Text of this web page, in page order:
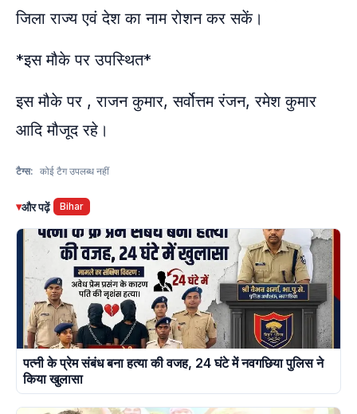
जिला राज्य एवं देश का नाम रोशन कर सकें।
*इस मौके पर उपस्थित*
इस मौके पर , राजन कुमार, सर्वोत्तम रंजन, रमेश कुमार
आदि मौजूद रहे।
टैग्स: कोई टैग उपलब्ध नहीं
▾और पढ़ें Bihar
पत्नी के प्रेम संबंध बना हत्या की वजह, 24 घंटे में नवगछिया पुलिस ने
किया खुलासा